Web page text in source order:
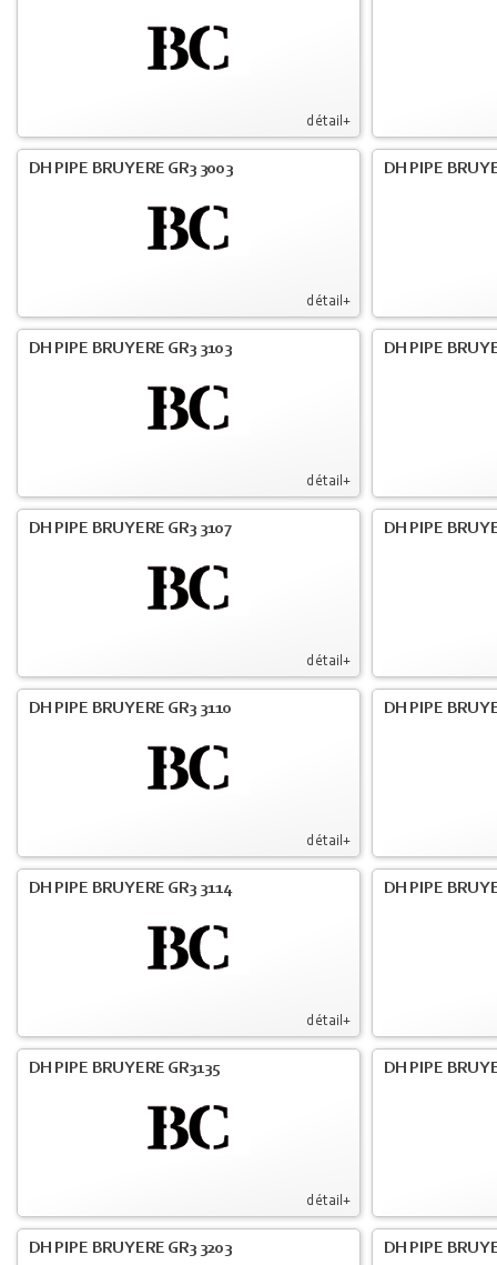
détail+
détail+
DH PIPE BRUYERE GR3 3003 DH PIPE
détail+
DH PIPE BRUYERE GR3 3103 DH PIPE
détail+
DH PIPE BRUYERE GR3 3107 DH PIPE
détail+
DH PIPE BRUYERE GR3 3110 DH PIPE
détail+
DH PIPE BRUYERE GR3 3114 DH PIPE
détail+
DH PIPE BRUYERE GR3135 DH PIPE
DH PIPE BRUYERE GR3 3203 DH PIPE